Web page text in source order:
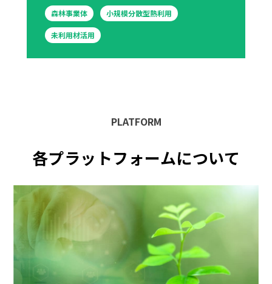
森林事業体 小規模分散型熱利用
未利用材活用
PLATFORM
各プラットフォームについて